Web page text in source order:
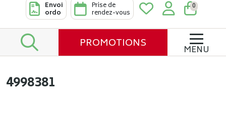
Envoi
ordo
Prise de
rendez-vous
0
PROMOTIONS MENU
4998381